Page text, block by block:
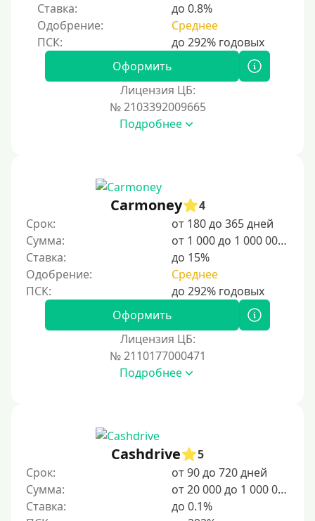
Ставка:
до 0.8%
Одобрение:
Среднее
Оформить
Лицензия ЦБ:
№ 2103392009665
Подробнее
Carmoney
4
Срок:
от 180 до 365 дней
Сумма:
от 1 000 до 1 000 000 ₽
Ставка:
до 15%
Одобрение:
Среднее
Оформить
Лицензия ЦБ:
№ 2110177000471
Подробнее
Cashdrive
5
Срок:
от 90 до 720 дней
Сумма:
от 20 000 до 1 000 000 ₽
Ставка:
до 0.1%